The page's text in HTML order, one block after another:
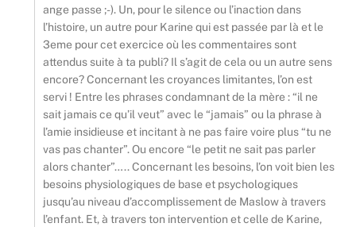
ange passe ;-). Un, pour le silence ou l’inaction dans
l’histoire, un autre pour Karine qui est passée par là et le
3eme pour cet exercice où les commentaires sont
attendus suite à ta publi? Il s’agit de cela ou un autre sens
encore? Concernant les croyances limitantes, l’on est
servi ! Entre les phrases condamnant de la mère : “il ne
sait jamais ce qu’il veut” avec le “jamais” ou la phrase à
l’amie insidieuse et incitant à ne pas faire voire plus “tu ne
vas pas chanter”. Ou encore “le petit ne sait pas parler
alors chanter”….. Concernant les besoins, l’on voit bien les
besoins physiologiques de base et psychologiques
jusqu’au niveau d’accomplissement de Maslow à travers
l’enfant. Et, à travers ton intervention et celle de Karine,